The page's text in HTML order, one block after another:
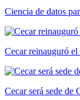
Ciencia de datos
Cecar reinauguró
Cecar será sede de